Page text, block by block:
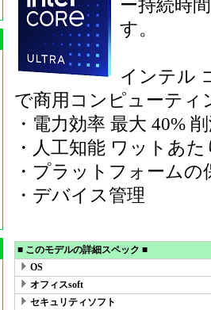
ー持続時
す。
インテル
で商用コンピューティ
・電力効率 最大 40%
・人工知能 ワットあ
・プラットフォームの
・デバイス管理
■ このモデルの詳細スペック ■
OS
オフィスsoft
セキュリティソフト